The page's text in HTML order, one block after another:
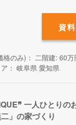
資
のみ)： 二階建: 60
： 岐阜県 愛知県
一人ひとりの
」の家づくり